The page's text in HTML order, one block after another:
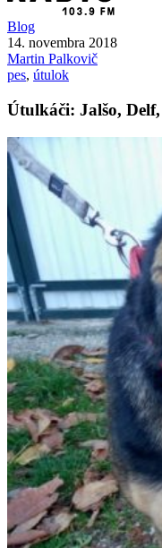
Blog
14. novembra 2018
Martin Palkovič
pes, útulok
Útulkáči: Jalšo,